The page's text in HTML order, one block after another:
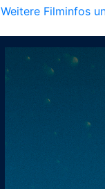
Weitere Filminfos